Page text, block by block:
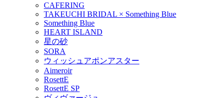
CAFERING
TAKEUCHI BRIDAL × Something Blue
Something Blue
HEART ISLAND
星の砂
SORA
ウィッシュアポンアスター
Aimeroir
RosettE
RosettE SP